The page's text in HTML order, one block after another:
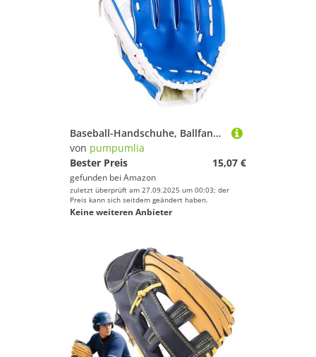
Baseball-Handschuhe, Ballfang, Erwachsene, Jugendliche, Sport, Softbälle, Fanghandschuhe
von pumpumlia
Bester Preis
15,07 €
gefunden bei Amazon
zuletzt überprüft am 27.09.2025 um 00:03; der
Preis kann sich seitdem geändert haben.
Keine weiteren Anbieter